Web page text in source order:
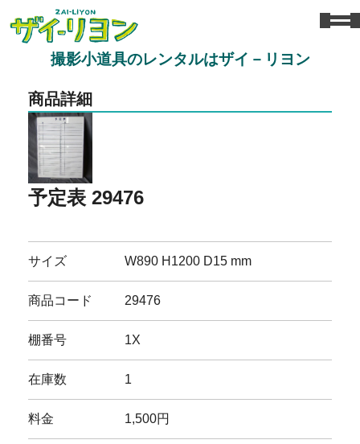
撮影小道具のレンタルはザイ－リヨン
商品詳細
予定表 29476
サイズ W890 H1200 D15 mm
商品コード 29476
棚番号 1X
在庫数 1
料金 1,500円